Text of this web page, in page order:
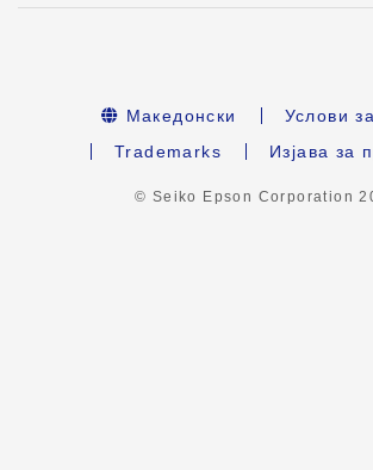
Македонски
Услови
Trademarks
Изјава за
© Seiko Epson Corporation